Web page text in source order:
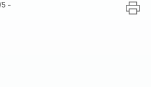
/5 -